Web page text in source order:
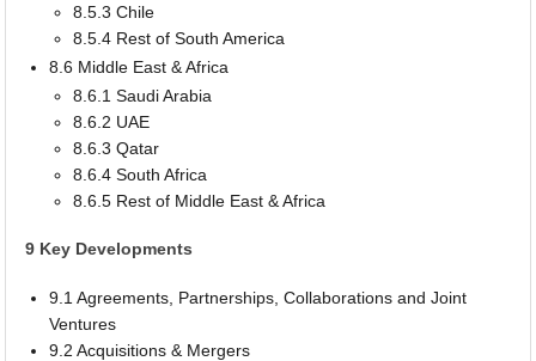
8.5.3 Chile
8.5.4 Rest of South America
8.6 Middle East & Africa
8.6.1 Saudi Arabia
8.6.2 UAE
8.6.3 Qatar
8.6.4 South Africa
8.6.5 Rest of Middle East & Africa
9 Key Developments
9.1 Agreements, Partnerships, Collaborations and Joint
Ventures
9.2 Acquisitions & Mergers